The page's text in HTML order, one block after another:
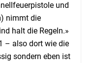
und
nimmt die
halt die Regeln.»
– also dort wie die
sondern eben ist